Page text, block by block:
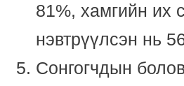
81%, хамгийн их
нэвтрүүлсэн нь
Сонгогчдын